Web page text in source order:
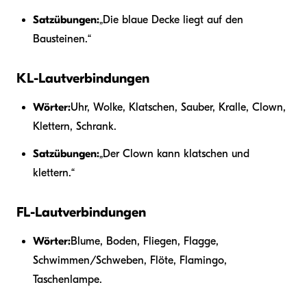
Satzübungen:„Die blaue Decke liegt auf den
Bausteinen.“
KL-Lautverbindungen
Wörter:Uhr, Wolke, Klatschen, Sauber, Kralle, Clown,
Klettern, Schrank.
Satzübungen:„Der Clown kann klatschen und
klettern.“
FL-Lautverbindungen
Wörter:Blume, Boden, Fliegen, Flagge,
Schwimmen/Schweben, Flöte, Flamingo,
Taschenlampe.